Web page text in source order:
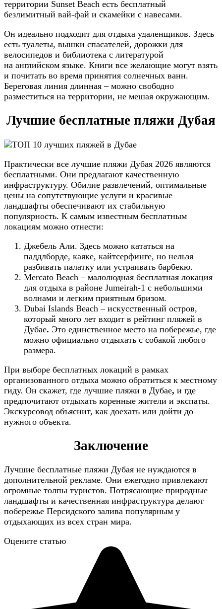
территории Sunset Beach есть бесплатный
безлимитный вай-фай и скамейки с навесами.
Он идеально подходит для отдыха удаленщиков. Здесь
есть туалеты, вышки спасателей, дорожки для
велосипедов и библиотека с литературой
на английском языке. Книги все желающие могут взять
и почитать во время принятия солнечных ванн.
Береговая линия длинная – можно свободно
разместиться на территории, не мешая окружающим.
Лучшие бесплатные пляжи Дубая
Практически все лучшие пляжи Дубая 2026 являются
бесплатными. Они предлагают качественную
инфраструктуру. Обилие развлечений, оптимальные
цены на сопутствующие услуги и красивые
ландшафты обеспечивают их стабильную
популярность. К самым известным бесплатным
локациям можно отнести:
Джебель Али. Здесь можно кататься на
паддлборде, каяке, кайтсерфинге, но нельзя
разбивать палатку или устраивать барбекю.
Mercato Beach – малолюдная бесплатная локация
для отдыха в районе Jumeirah-1 с небольшими
волнами и легким приятным бризом.
Dubai Islands Beach – искусственный остров,
который много лет входит в рейтинг пляжей в
Дубае. Это единственное место на побережье, где
можно официально отдыхать с собакой любого
размера.
При выборе бесплатных локаций в рамках
организованного отдыха можно обратиться к местному
гиду. Он скажет, где лучшие пляжи в Дубае, и где
предпочитают отдыхать коренные жители и экспаты.
Экскурсовод объяснит, как доехать или дойти до
нужного объекта.
Заключение
Лучшие бесплатные пляжи Дубая не нуждаются в
дополнительной рекламе. Они ежегодно привлекают
огромные толпы туристов. Потрясающие природные
ландшафты и качественная инфраструктура делают
побережье Персидского залива популярным у
отдыхающих из всех стран мира.
Оцените статью